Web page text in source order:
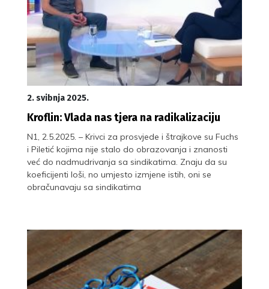
2. svibnja 2025.
Kroflin: Vlada nas tjera na radikalizaciju
N1, 2.5.2025. – Krivci za prosvjede i štrajkove su Fuchs
i Piletić kojima nije stalo do obrazovanja i znanosti
već do nadmudrivanja sa sindikatima. Znaju da su
koeficijenti loši, no umjesto izmjene istih, oni se
obračunavaju sa sindikatima